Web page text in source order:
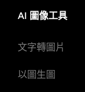
AI 圖像工具
文字轉圖片
以圖生圖